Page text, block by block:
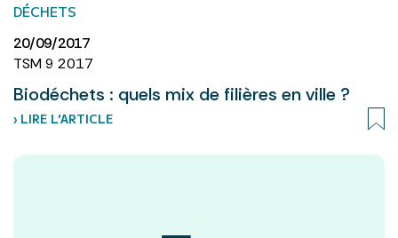
DÉCHETS
20/09/2017
TSM 9 2017
Biodéchets : quels mix de filières en ville ?
› LIRE L’ARTICLE